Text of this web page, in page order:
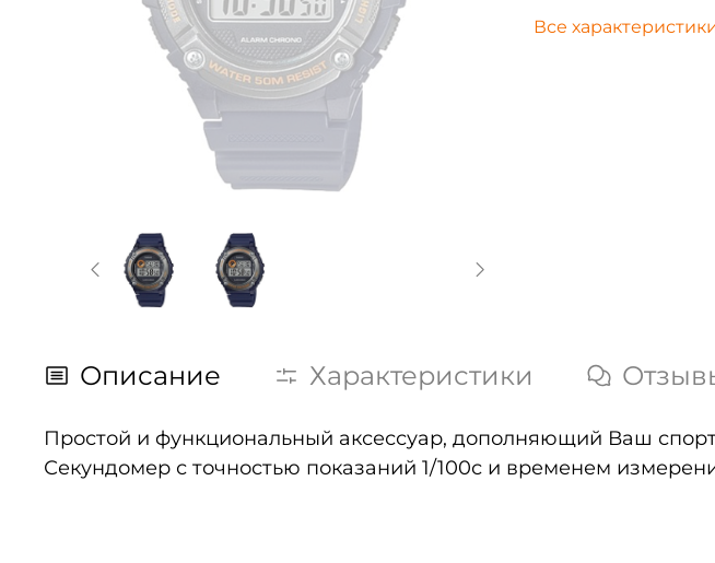
Все
Описание Характеристики
Простой и функциональный аксессуар, дополняющий Ваш
Секундомер с точностью показаний 1/100с и временем